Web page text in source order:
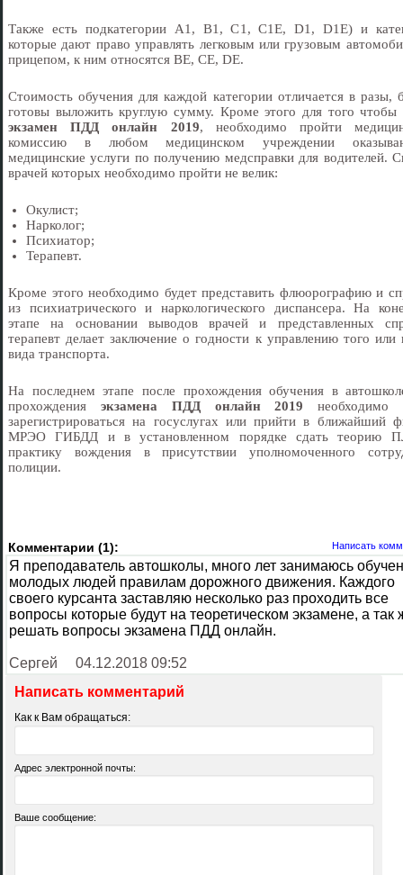
Также есть подкатегории A1, B1, C1, C1E, D1, D1E) и
которые дают право управлять легковым или грузовым
прицепом, к ним относятся BE, CE, DE.
Стоимость обучения для каждой категории отличается в разы,
готовы выложить круглую сумму. Кроме этого для того чтобы
экзамен ПДД онлайн 2019, необходимо пройти
комиссию в любом медицинском учреждении
медицинские услуги по получению медсправки для водителей.
врачей которых необходимо пройти не велик:
Окулист;
Нарколог;
Психиатор;
Терапевт.
Кроме этого необходимо будет представить флюорографию и
из психиатрического и наркологического диспансера. На
этапе на основании выводов врачей и представленных
терапевт делает заключение о годности к управлению того или
вида транспорта.
На последнем этапе после прохождения обучения в
прохождения экзамена ПДД онлайн 2019 необходимо
зарегистрироваться на госуслугах или прийти в ближайший
МРЭО ГИБДД и в установленном порядке сдать теорию
практику вождения в присутствии уполномоченного
полиции.
Комментарии (1): Написать
Я преподаватель автошколы, много лет занимаюсь
молодых людей правилам дорожного движения. Каждого
своего курсанта заставляю несколько раз проходить все
вопросы которые будут на теоретическом экзамене, а так
решать вопросы экзамена ПДД онлайн.
Сергей
04.12.2018 09:52
Написать комментарий
Как к Вам обращаться:
Адрес электронной почты:
Ваше сообщение: